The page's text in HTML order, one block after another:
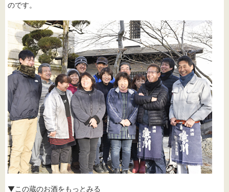
のです。
▼この蔵のお酒をもっとみる